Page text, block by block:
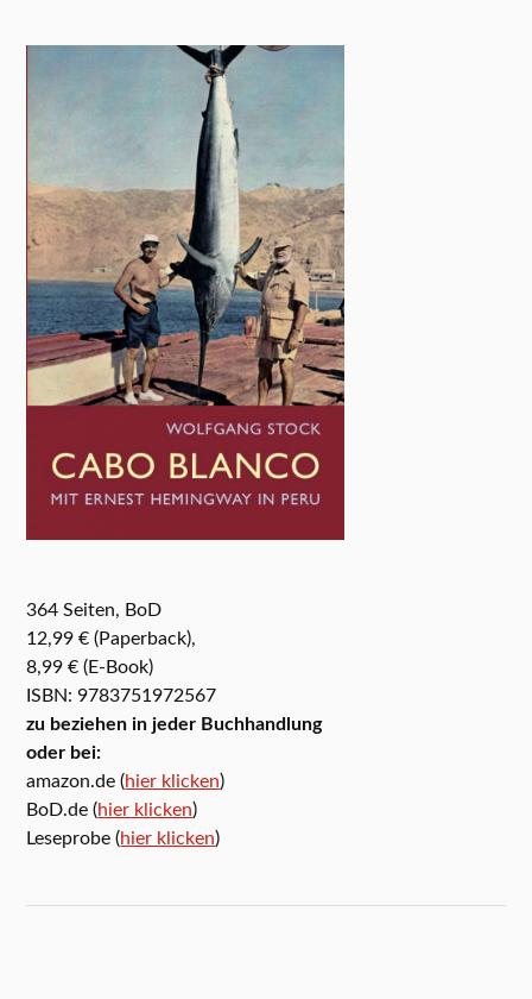
364 Seiten, BoD
12,99 € (Paperback),
8,99 € (E-Book)
ISBN: 9783751972567
zu beziehen in jeder Buchhandlung
oder bei:
amazon.de (hier klicken)
BoD.de (hier klicken)
Leseprobe (hier klicken)